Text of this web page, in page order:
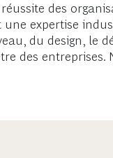
des
expertise
du design, le
des